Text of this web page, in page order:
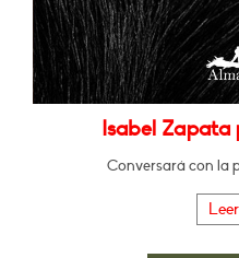
Isabel Zapata
Conversará con la